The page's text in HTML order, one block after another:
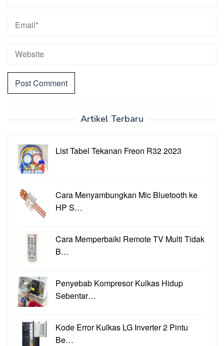
Artikel Terbaru
List Tabel Tekanan Freon R32 2023
Cara Menyambungkan Mic Bluetooth ke
HP S…
Cara Memperbaiki Remote TV Multi Tidak
B…
Penyebab Kompresor Kulkas Hidup
Sebentar…
Kode Error Kulkas LG Inverter 2 Pintu
Be…